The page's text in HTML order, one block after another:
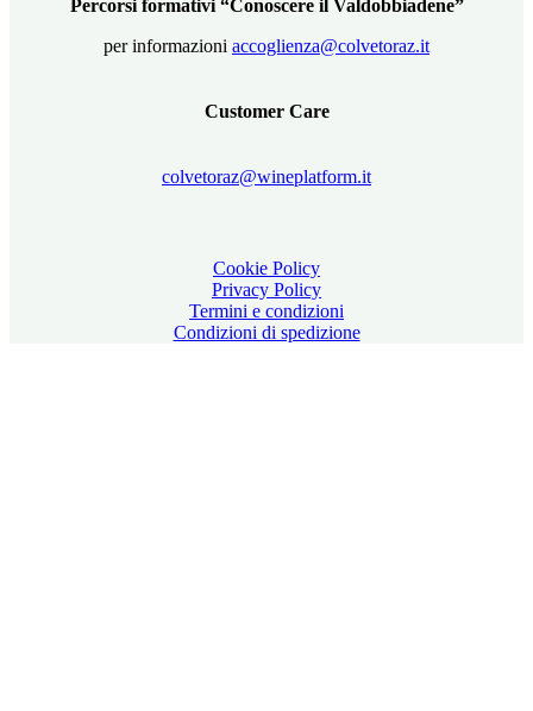
Percorsi formativi “Conoscere il Valdobbiadene”
per informazioni accoglienza@colvetoraz.it
Customer Care
colvetoraz@wineplatform.it
Cookie Policy
Privacy Policy
Termini e condizioni
Condizioni di spedizione